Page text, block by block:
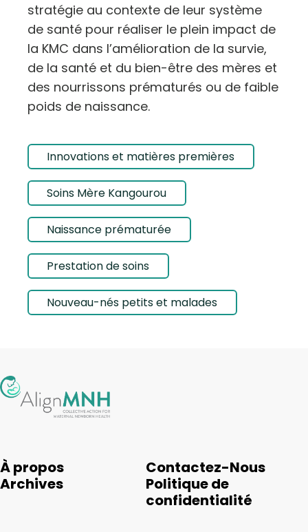
stratégie au contexte de leur système
de santé pour réaliser le plein impact de
la KMC dans l’amélioration de la survie,
de la santé et du bien-être des mères et
des nourrissons prématurés ou de faible
poids de naissance.
Innovations et matières premières
Soins Mère Kangourou
Naissance prématurée
Prestation de soins
Nouveau-nés petits et malades
À propos
Contactez-Nous
Archives
Politique de
confidentialité